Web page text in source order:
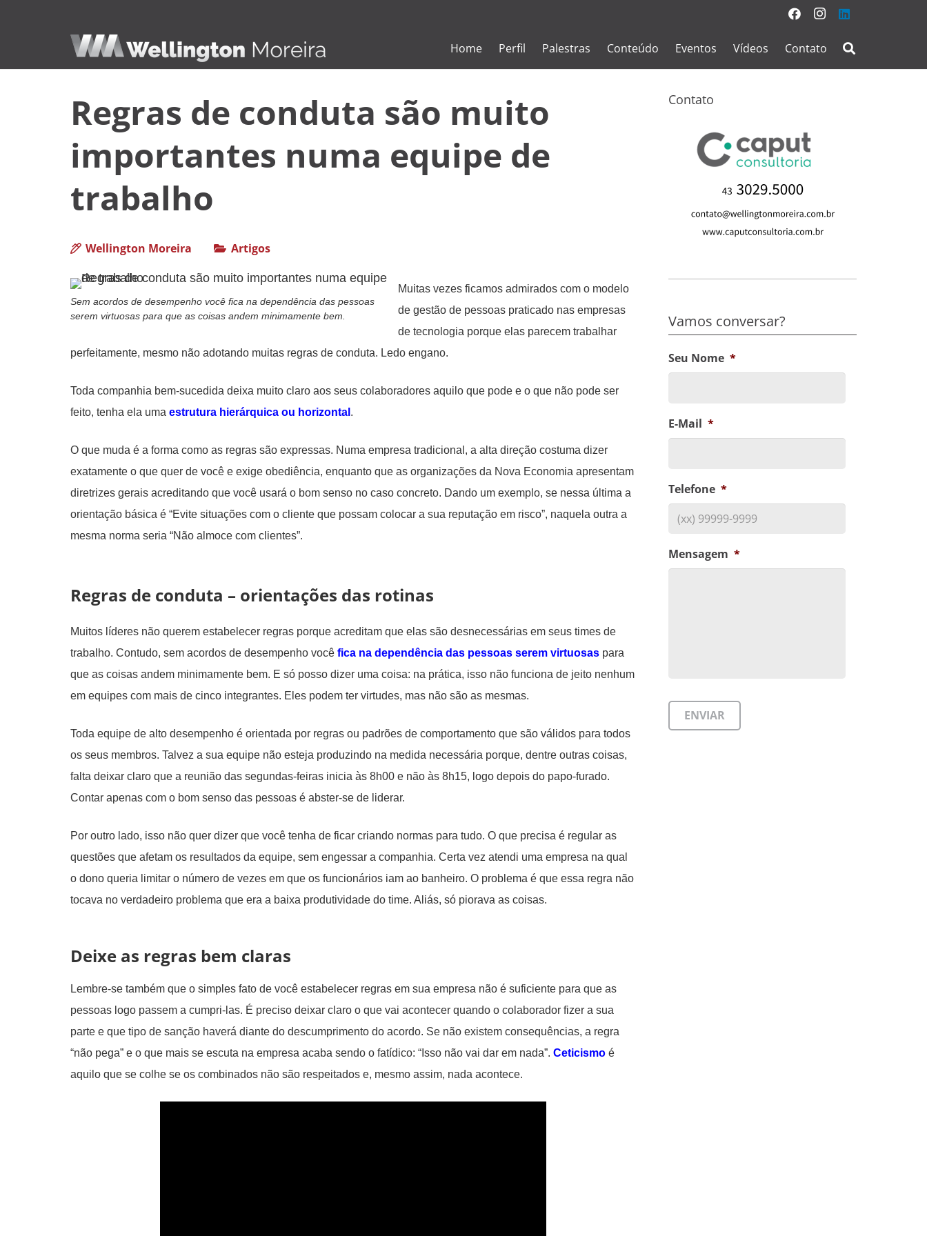
Home Perfil Palestras Conteúdo Eventos Vídeos Contato
Regras de conduta são muito
importantes numa equipe de
trabalho
Wellington Moreira Artigos
Sem acordos de desempenho você fica na dependência das pessoas
serem virtuosas para que as coisas andem minimamente bem.
Muitas vezes ficamos admirados com o modelo
de gestão de pessoas praticado nas empresas
de tecnologia porque elas parecem trabalhar
perfeitamente, mesmo não adotando muitas regras de conduta. Ledo engano.
Toda companhia bem-sucedida deixa muito claro aos seus colaboradores aquilo que pode e o que não pode ser
feito, tenha ela uma estrutura hierárquica ou horizontal .
O que muda é a forma como as regras são expressas. Numa empresa tradicional, a alta direção costuma dizer
exatamente o que quer de você e exige obediência, enquanto que as organizações da Nova Economia apresentam
diretrizes gerais acreditando que você usará o bom senso no caso concreto. Dando um exemplo, se nessa última a
orientação básica é “Evite situações com o cliente que possam colocar a sua reputação em risco”, naquela outra a
mesma norma seria “Não almoce com clientes”.
Regras de conduta – orientações das rotinas
Muitos líderes não querem estabelecer regras porque acreditam que elas são desnecessárias em seus times de
trabalho. Contudo, sem acordos de desempenho você fica na dependência das pessoas serem virtuosas para
que as coisas andem minimamente bem. E só posso dizer uma coisa: na prática, isso não funciona de jeito nenhum
em equipes com mais de cinco integrantes. Eles podem ter virtudes, mas não são as mesmas.
Toda equipe de alto desempenho é orientada por regras ou padrões de comportamento que são válidos para todos
os seus membros. Talvez a sua equipe não esteja produzindo na medida necessária porque, dentre outras coisas,
falta deixar claro que a reunião das segundas-feiras inicia às 8h00 e não às 8h15, logo depois do papo-furado.
Contar apenas com o bom senso das pessoas é abster-se de liderar.
Por outro lado, isso não quer dizer que você tenha de ficar criando normas para tudo. O que precisa é regular as
questões que afetam os resultados da equipe, sem engessar a companhia. Certa vez atendi uma empresa na qual
o dono queria limitar o número de vezes em que os funcionários iam ao banheiro. O problema é que essa regra não
tocava no verdadeiro problema que era a baixa produtividade do time. Aliás, só piorava as coisas.
Deixe as regras bem claras
Lembre-se também que o simples fato de você estabelecer regras em sua empresa não é suficiente para que as
pessoas logo passem a cumpri-las. É preciso deixar claro o que vai acontecer quando o colaborador fizer a sua
parte e que tipo de sanção haverá diante do descumprimento do acordo. Se não existem consequências, a regra
“não pega” e o que mais se escuta na empresa acaba sendo o fatídico: “Isso não vai dar em nada”. Ceticismo é
aquilo que se colhe se os combinados não são respeitados e, mesmo assim, nada acontece.
Contato
Vamos conversar?
Seu Nome *
E-Mail *
Telefone *
Mensagem *